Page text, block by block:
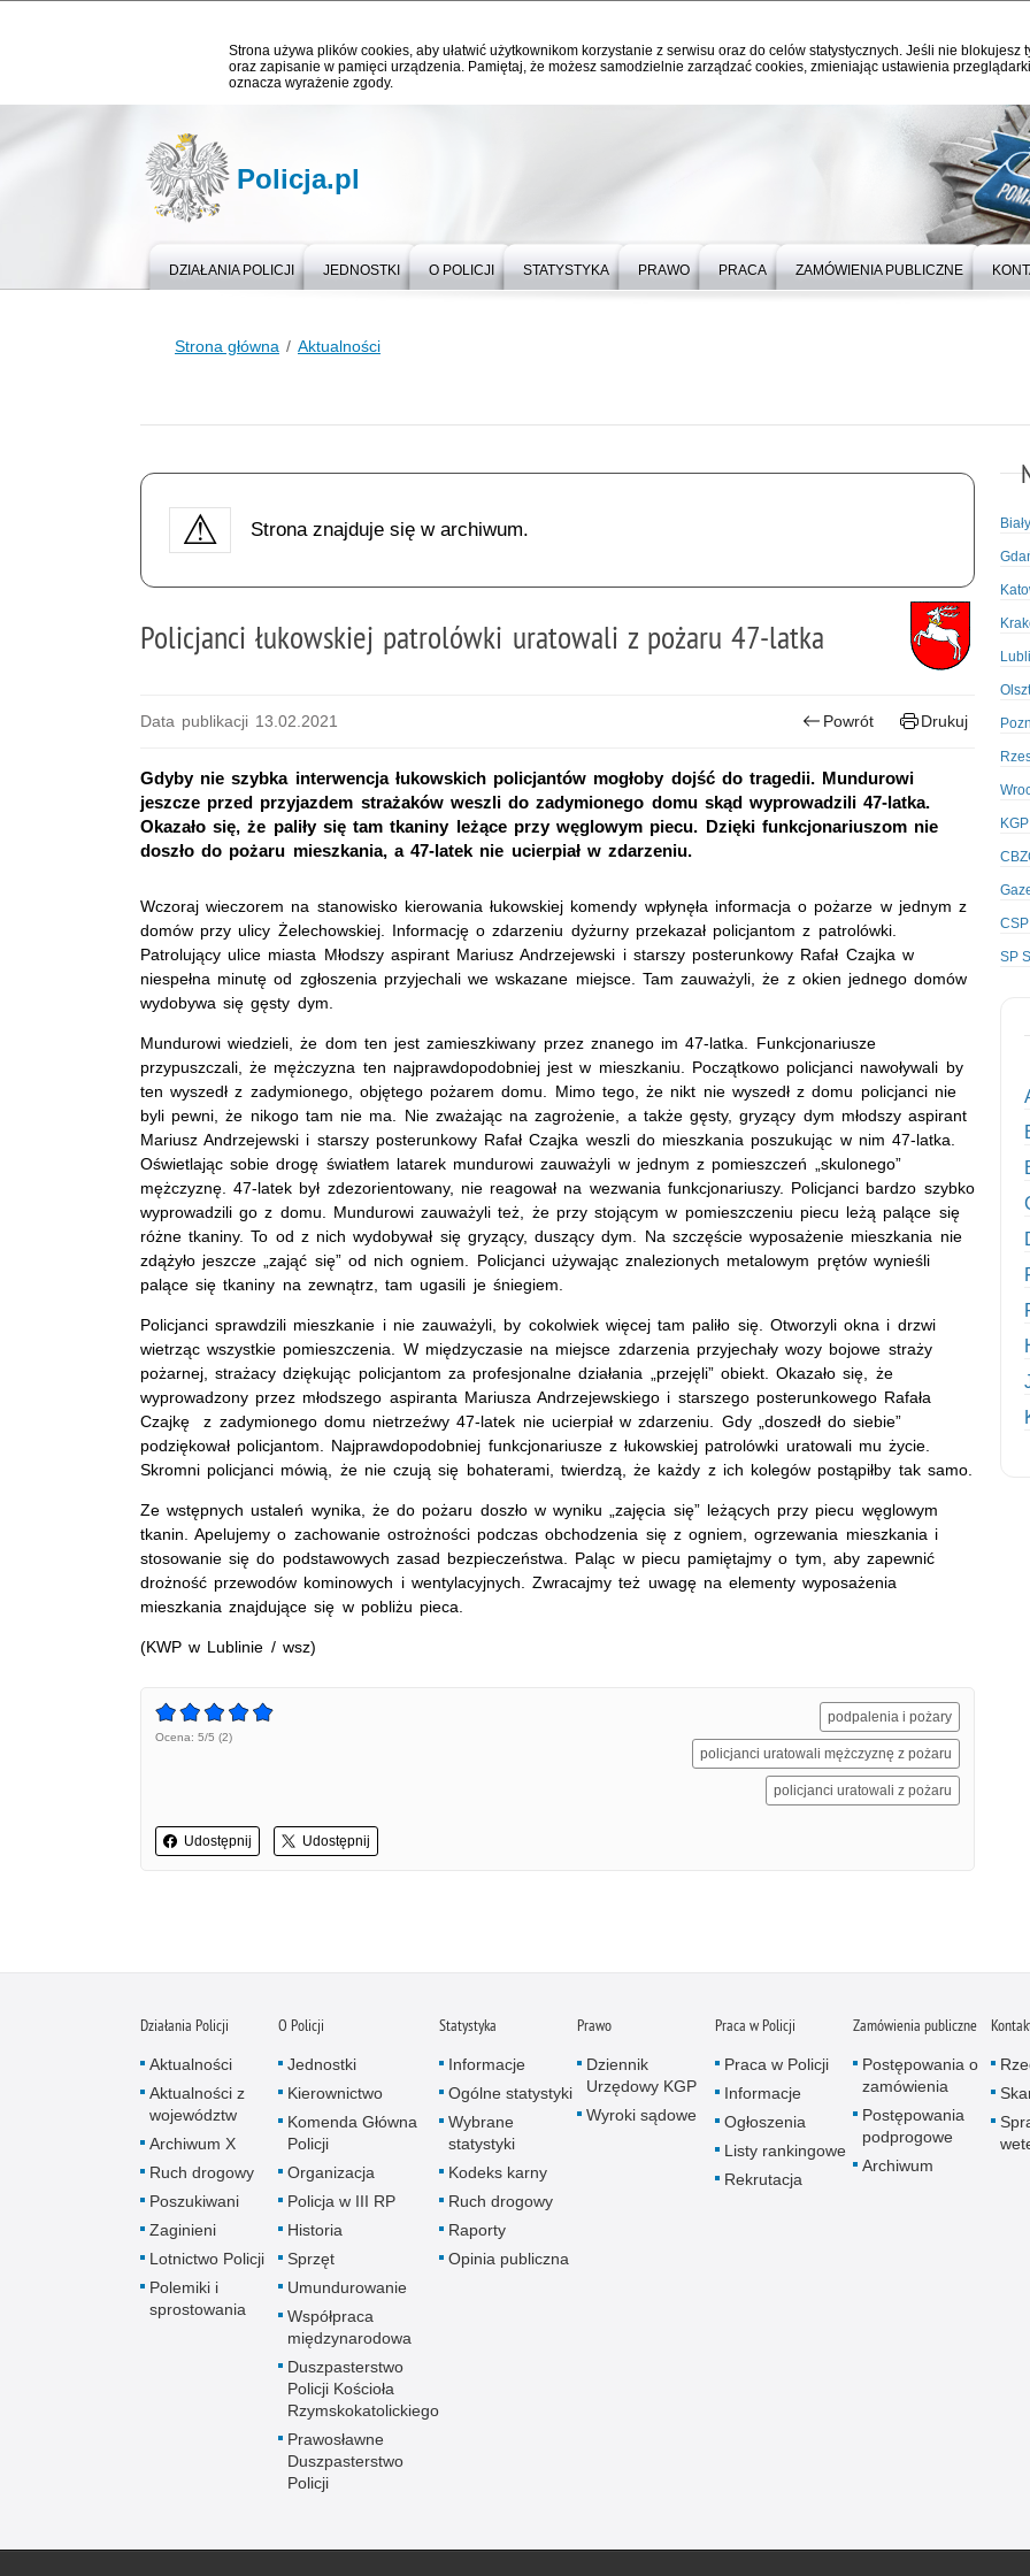
Strona używa plików cookies, aby ułatwić użytkownikom korzystanie z serwisu oraz do celów statystycznych. Jeśli nie blokujesz
oraz zapisanie w pamięci urządzenia. Pamiętaj, że możesz samodzielnie zarządzać cookies, zmieniając ustawienia
oznacza wyrażenie zgody.
Policja.pl
DZIAŁANIA POLICJI JEDNOSTKI O POLICJI STATYSTYKA PRAWO PRACA ZAMÓWIENIA PUBLICZNE
Strona główna Aktualności
Strona znajduje się w archiwum.
Policjanci łukowskiej patrolówki uratowali z pożaru 47-latka
Data publikacji 13.02.2021 Powrót Drukuj
Gdyby nie szybka interwencja łukowskich policjantów mogłoby dojść do tragedii. Mundurowi
jeszcze przed przyjazdem strażaków weszli do zadymionego domu skąd wyprowadzili 47-latka.
Okazało się, że paliły się tam tkaniny leżące przy węglowym piecu. Dzięki funkcjonariuszom nie
doszło do pożaru mieszkania, a 47-latek nie ucierpiał w zdarzeniu.
Wczoraj wieczorem na stanowisko kierowania łukowskiej komendy wpłynęła informacja o pożarze w jednym z
domów przy ulicy Żelechowskiej. Informację o zdarzeniu dyżurny przekazał policjantom z patrolówki.
Patrolujący ulice miasta Młodszy aspirant Mariusz Andrzejewski i starszy posterunkowy Rafał Czajka w
niespełna minutę od zgłoszenia przyjechali we wskazane miejsce. Tam zauważyli, że z okien jednego domów
wydobywa się gęsty dym.
Mundurowi wiedzieli, że dom ten jest zamieszkiwany przez znanego im 47-latka. Funkcjonariusze
przypuszczali, że mężczyzna ten najprawdopodobniej jest w mieszkaniu. Początkowo policjanci nawoływali by
ten wyszedł z zadymionego, objętego pożarem domu. Mimo tego, że nikt nie wyszedł z domu policjanci nie
byli pewni, że nikogo tam nie ma. Nie zważając na zagrożenie, a także gęsty, gryzący dym młodszy aspirant
Mariusz Andrzejewski i starszy posterunkowy Rafał Czajka weszli do mieszkania poszukując w nim 47-latka.
Oświetlając sobie drogę światłem latarek mundurowi zauważyli w jednym z pomieszczeń „skulonego”
mężczyznę. 47-latek był zdezorientowany, nie reagował na wezwania funkcjonariuszy. Policjanci bardzo szybko
wyprowadzili go z domu. Mundurowi zauważyli też, że przy stojącym w pomieszczeniu piecu leżą palące się
różne tkaniny. To od z nich wydobywał się gryzący, duszący dym. Na szczęście wyposażenie mieszkania nie
zdążyło jeszcze „zająć się” od nich ogniem. Policjanci używając znalezionych metalowym prętów wynieśli
palące się tkaniny na zewnątrz, tam ugasili je śniegiem.
Policjanci sprawdzili mieszkanie i nie zauważyli, by cokolwiek więcej tam paliło się. Otworzyli okna i drzwi
wietrząc wszystkie pomieszczenia. W międzyczasie na miejsce zdarzenia przyjechały wozy bojowe straży
pożarnej, strażacy dziękując policjantom za profesjonalne działania „przejęli” obiekt. Okazało się, że
wyprowadzony przez młodszego aspiranta Mariusza Andrzejewskiego i starszego posterunkowego Rafała
Czajkę z zadymionego domu nietrzeźwy 47-latek nie ucierpiał w zdarzeniu. Gdy „doszedł do siebie”
podziękował policjantom. Najprawdopodobniej funkcjonariusze z łukowskiej patrolówki uratowali mu życie.
Skromni policjanci mówią, że nie czują się bohaterami, twierdzą, że każdy z ich kolegów postąpiłby tak samo.
Ze wstępnych ustaleń wynika, że do pożaru doszło w wyniku „zajęcia się” leżących przy piecu węglowym
tkanin. Apelujemy o zachowanie ostrożności podczas obchodzenia się z ogniem, ogrzewania mieszkania i
stosowanie się do podstawowych zasad bezpieczeństwa. Paląc w piecu pamiętajmy o tym, aby zapewnić
drożność przewodów kominowych i wentylacyjnych. Zwracajmy też uwagę na elementy wyposażenia
mieszkania znajdujące się w pobliżu pieca.
(KWP w Lublinie / wsz)
Ocena: 5/5 (2)
Udostępnij Udostępnij
podpalenia i pożary
policjanci uratowali mężczyznę z pożaru
policjanci uratowali z pożaru
KGP
SP
Działania Policji
Aktualności
Aktualności z
województw
Archiwum X
Ruch drogowy
Poszukiwani
Zaginieni
Lotnictwo Policji
Polemiki i
sprostowania
O Policji
Jednostki
Kierownictwo
Komenda Główna
Policji
Organizacja
Policja w III RP
Historia
Sprzęt
Umundurowanie
Współpraca
międzynarodowa
Duszpasterstwo
Policji Kościoła
Rzymskokatolickiego
Prawosławne
Duszpasterstwo
Policji
Statystyka
Informacje
Ogólne statystyki
Wybrane
statystyki
Kodeks karny
Ruch drogowy
Raporty
Opinia publiczna
Prawo
Dziennik
Urzędowy KGP
Wyroki sądowe
Praca w Policji
Praca w Policji
Informacje
Ogłoszenia
Listy rankingowe
Rekrutacja
Zamówienia publiczne
Postępowania o
zamówienia
Postępowania
podprogowe
Archiwum